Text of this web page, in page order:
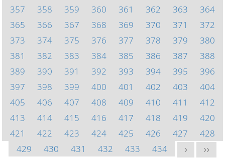
357
358 359 360 361 362 363
364
365
366 367 368 369 370 371
372
373
374 375 376 377 378 379
380
381
382 383 384 385 386 387
388
389
390 391 392 393 394 395
396
397
398 399 400 401 402 403
404
405
406 407 408 409 410 411
412
413
414 415 416 417 418 419
420
421
422 423 424 425 426 427
428
429
430 431 432 433 434 > >>